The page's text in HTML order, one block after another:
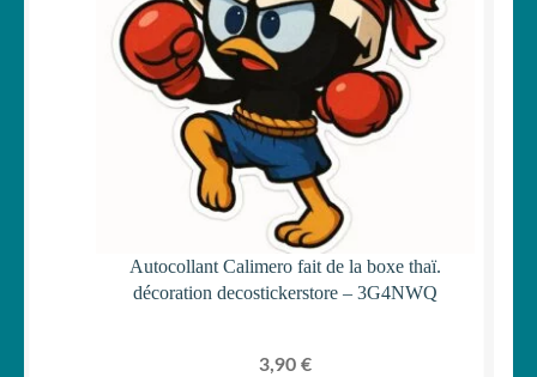
Autocollant Calimero fait de la boxe thaï.
décoration decostickerstore – 3G4NWQ
3,90 €